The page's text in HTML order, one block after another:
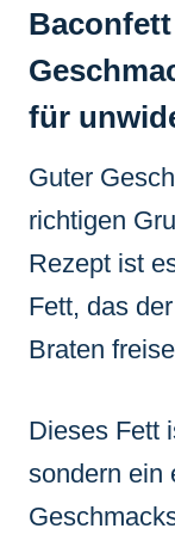
für
Guter
richtigen
Rezept ist
Fett, das
Braten
Dieses Fett
sondern ein